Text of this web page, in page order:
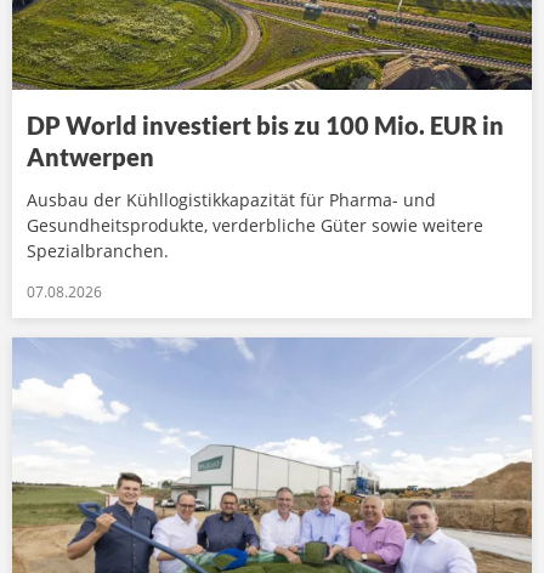
DP World investiert bis zu 100 Mio. EUR in
Antwerpen
Ausbau der Kühllogistikkapazität für Pharma- und
Gesundheitsprodukte, verderbliche Güter sowie weitere
Spezialbranchen.
07.08.2026